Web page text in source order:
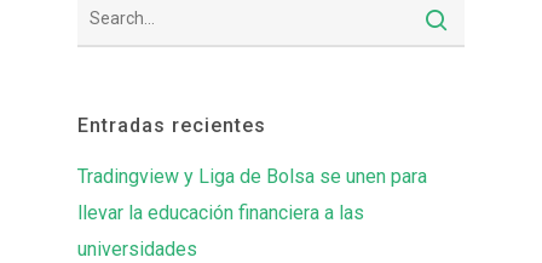
Entradas recientes
Tradingview y Liga de Bolsa se unen para
llevar la educación financiera a las
universidades